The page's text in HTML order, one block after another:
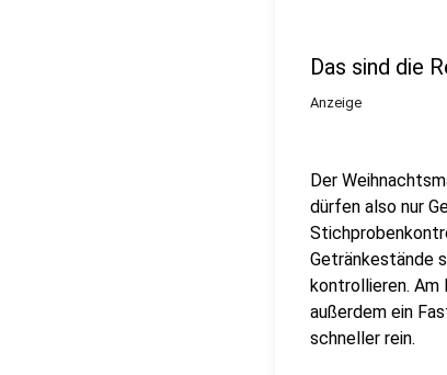
Das sind die
Anzeige
Der
dürfen also nur
Getränkestände
kontrollieren. Am
außerdem ein
schneller rein.